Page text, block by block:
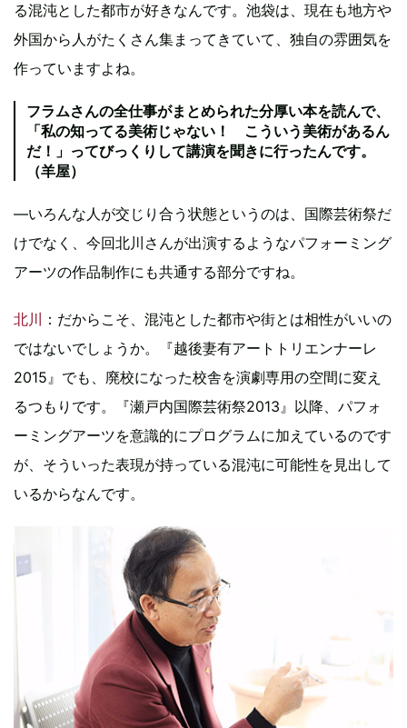
る混沌とした都市が好きなんです。池袋は、現在も地方や
外国から人がたくさん集まってきていて、独自の雰囲気を
作っていますよね。
フラムさんの全仕事がまとめられた分厚い本を読んで、
「私の知ってる美術じゃない！ こういう美術があるん
だ！」ってびっくりして講演を聞きに行ったんです。
（羊屋）
―いろんな人が交じり合う状態というのは、国際芸術祭だ
けでなく、今回北川さんが出演するようなパフォーミング
アーツの作品制作にも共通する部分ですね。
北川
：だからこそ、混沌とした都市や街とは相性がいいの
ではないでしょうか。『越後妻有アートトリエンナーレ
2015』でも、廃校になった校舎を演劇専用の空間に変え
るつもりです。『瀬戸内国際芸術祭2013』以降、パフォ
ーミングアーツを意識的にプログラムに加えているのです
が、そういった表現が持っている混沌に可能性を見出して
いるからなんです。